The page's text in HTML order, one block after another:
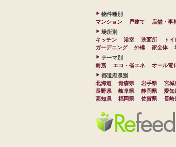
物件種別
マンション
戸建て 店舗・事
場所別
キッチン
浴室 洗面所 トイ
ガーデニング
外構 家全体
テーマ別
耐震
エコ・省エネ オール電
都道府県別
北海道
青森県 岩手県 宮城
長野県
岐阜県 静岡県 愛知
高知県
福岡県 佐賀県 長崎